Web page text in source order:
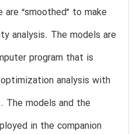
“smoothed” to make
analysis. The models are
program that is
analysis with
The models and the
in the companion